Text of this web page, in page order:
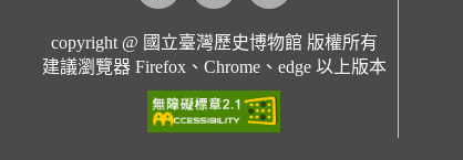
copyright @ 國立臺灣歷史博物館 版權所有
建議瀏覽器 Firefox、Chrome、edge 以上版本